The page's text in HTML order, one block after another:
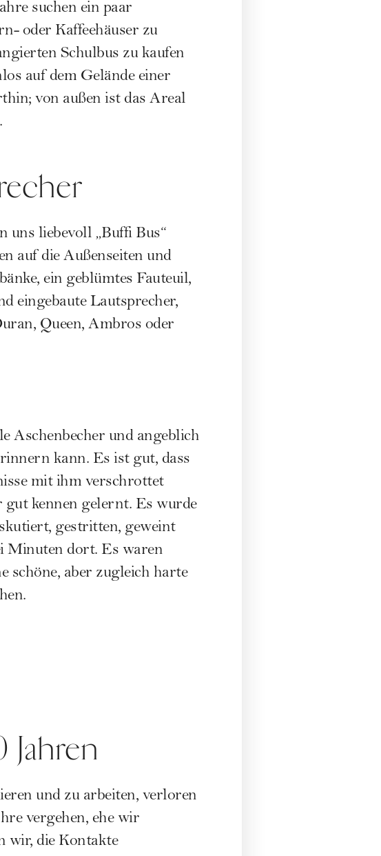
suchen ein paar
oder Kaffeehäuser zu
Schulbus zu kaufen
auf dem Gelände einer
von außen ist das Areal
uns liebevoll „Buffi Bus“
auf die Außenseiten und
ein geblümtes Fauteuil,
eingebaute Lautsprecher,
Queen, Ambros oder
Aschenbecher und angeblich
kann. Es ist gut, dass
mit ihm verschrottet
kennen gelernt. Es wurde
gestritten, geweint
Minuten dort. Es waren
schöne, aber zugleich harte
und zu arbeiten, verloren
vergehen, ehe wir
wir, die Kontakte